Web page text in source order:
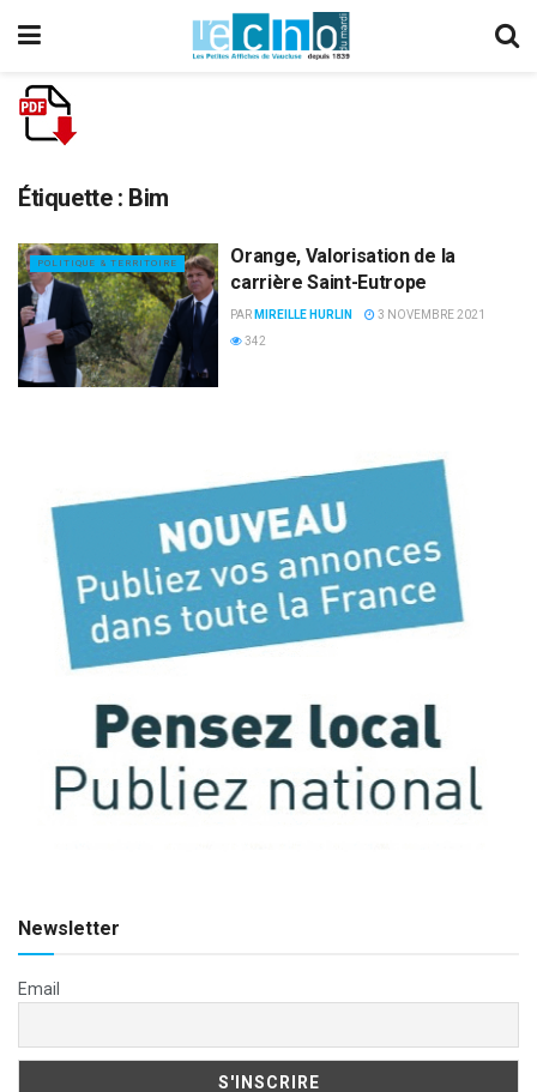
Étiquette : Bim
POLITIQUE & TERRITOIRE
Orange, Valorisation de la
carrière Saint-Eutrope
PAR MIREILLE HURLIN
3 NOVEMBRE 2021
342
Newsletter
Email